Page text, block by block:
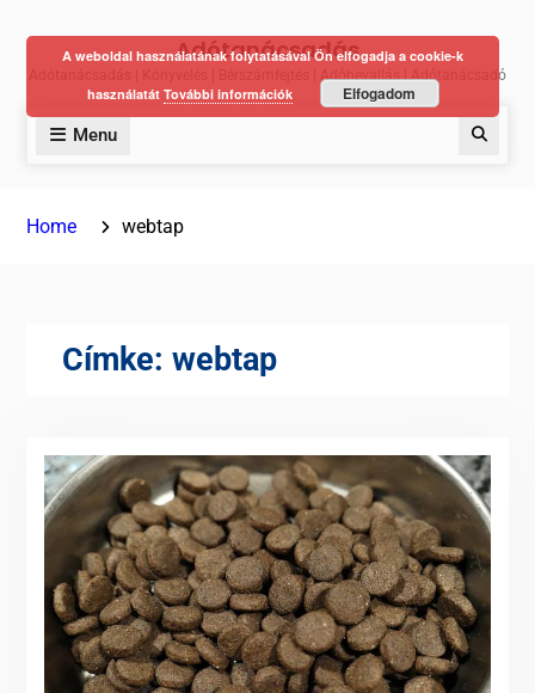
Adótanácsadás
Adótanácsadás | Könyvelés | Bérszámfejtés | Adóbevallás | Adótanácsadó
Menu
Home webtap
Címke: webtap
A weboldal használatának folytatásával Ön elfogadja a cookie-k
használatát További információk Elfogadom